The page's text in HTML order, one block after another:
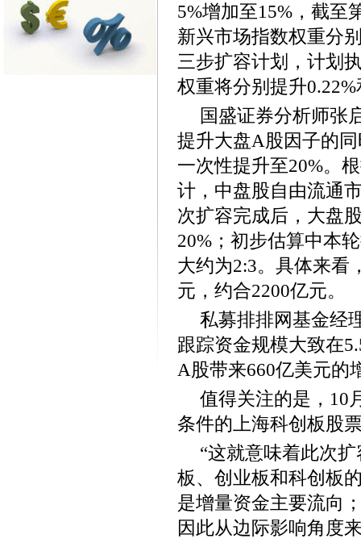
5%增加至15%，截至
新兴市场指数权重分
三步扩容计划，计划
权重将分别提升0.22%
国盛证券分析师张
提升大盘A股因子的
一次性提升至20%。
计，中盘股自由流通
次扩容完成后，大盘
20%；初步估算中本
大约为2:3。具体来看
元，约合2200亿元。
私募排排网基金经
跟踪资金规模大致在
A股带来660亿美元的
值得关注的是，10
条件的上海科创板股
“这就意味着此次
板、创业板和科创板
是增量资金主要流向
因此从边际影响角度